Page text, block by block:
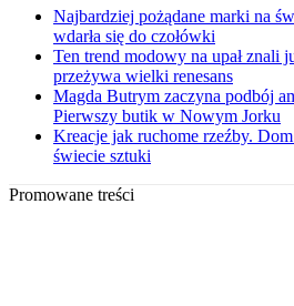
Najbardziej pożądane marki na
wdarła się do czołówki
Ten trend modowy na upał znali
przeżywa wielki renesans
Magda Butrym zaczyna podbój
Pierwszy butik w Nowym Jorku
Kreacje jak ruchome rzeźby.
świecie sztuki
Promowane treści